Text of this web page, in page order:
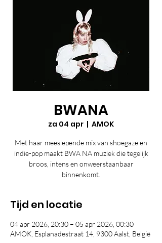
BWANA
za 04 apr
  |
AMOK
Met haar meeslepende mix van shoegaze en
indie-pop maakt BWA NA muziek die tegelijk
broos, intens en onweerstaanbaar
binnenkomt.
Tijd en locatie
04 apr 2026, 20:30 – 05 apr 2026, 00:30
AMOK, Esplanadestraat 14, 9300 Aalst, België